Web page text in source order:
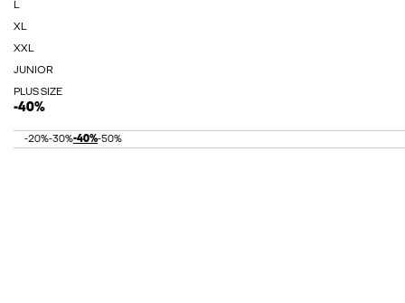
L
XL
XXL
JUNIOR
PLUS SIZE
-40%
-20%-30%-40%-50%